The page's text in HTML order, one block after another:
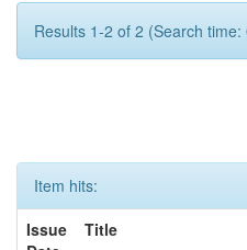
Results 1-2 of 2 (Search
Item hits:
Issue
Title